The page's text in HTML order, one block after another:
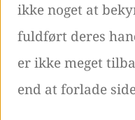
ikke noget at
fuldført deres
er ikke meget
end at forlade